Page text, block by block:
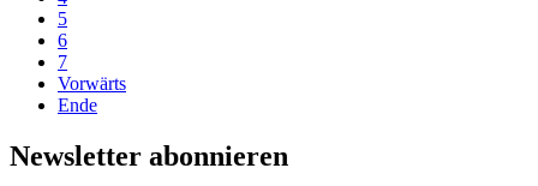
5
6
7
Vorwärts
Ende
Newsletter abonnieren